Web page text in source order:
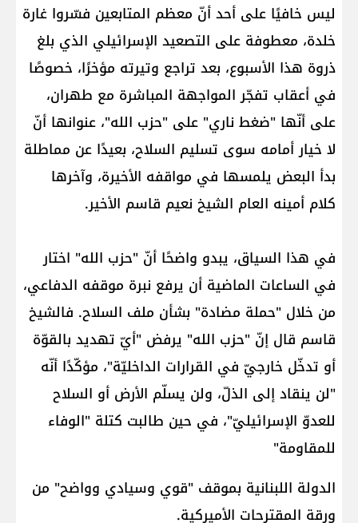
ليس خافيًا على أحد أنّ معظم المتابعين فسّروا غارة
خلدة، معطوفة على التصعيد الإسرائيلي الذي بلغ
ذروة هذا الأسبوع، بعد تراجع وتيرته مؤخرًا، خصوصًا
في أعقاب تفجّر المواجهة المباشرة مع طهران،
على أنّها "ضغط ناري" على "حزب الله"، عنوانها أنّ
لا خيار أمامه سوى تسليم السلاح، بعيدًا عن مماطلة
بدأ البعض يلمسها في مواقفه الأخيرة، وآخرها
كلام أمينه العام الشيخ نعيم قاسم الأخير.
في هذا السياق، يبدو واضحًا أنّ "حزب الله" اختار
في الساعات الماضية أن يرفع نبرة موقفه الدفاعي،
من خلال "حملة مضادة" بشأن ملف السلاح. فالشيخ
قاسم قال إنّ "حزب الله" يرفض "أيّ تهديد بالقوّة
أو تدخّل خارجيّ في القرارات الداخليّة"، مؤكّدًا أنّه
"لن ينقاد إلى الذلّ، ولن يسلّم الأرض أو السلاح
للعدوّ الإسرائيليّ"، في حين طالبت كتلة "الوفاء
للمقاومة"
الدولة اللبنانية بموقف "قوي وسيادي وواضح" من
ورقة المقترحات الأميركية.